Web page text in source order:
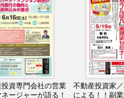
資専門会社の営業
ージャーが語る！
不動産投資家
による！！副